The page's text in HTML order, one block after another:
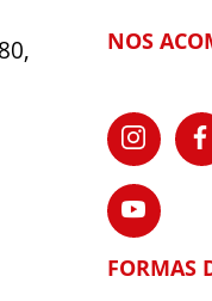
NOS
FORMAS